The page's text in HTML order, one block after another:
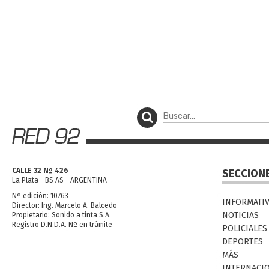
CALLE 32 Nº 426
La Plata - BS AS - ARGENTINA
Nº edición: 10763
Director: Ing. Marcelo A. Balcedo
Propietario: Sonido a tinta S.A.
Registro D.N.D.A. Nº en trámite
NOTICIAS
POLICIALES
DEPORTES
MÁS